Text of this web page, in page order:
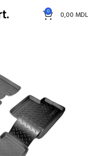
0 0,00 MDL